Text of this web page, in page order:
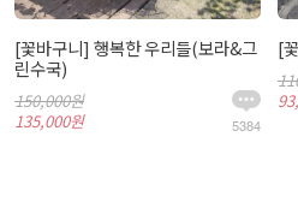
[꽃바구니] 행복한 우리들(보라&그
린수국)
150,000원
135,000원
5384
[